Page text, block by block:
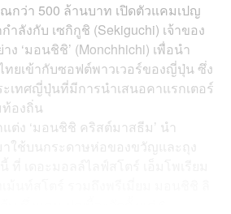
กว่า 500 ล้านบาท เปิดตัวแคมเปญ
ลังกับ เซกิกูชิ (Sekiguchi) เจ้าของ
‘มอนชิชิ’ (Monchhichi) เพื่อนำ
ยเข้ากับซอฟต์พาวเวอร์ของญี่ปุ่น ซึ่ง
เทศญี่ปุ่นที่มีการนำเสนอคาแรกเตอร์
องถิ่น
ต่ง ‘มอนชิชิ คริสต์มาสธีม’ นำ
ใช้บนกระดาษห่อของขวัญและถุง